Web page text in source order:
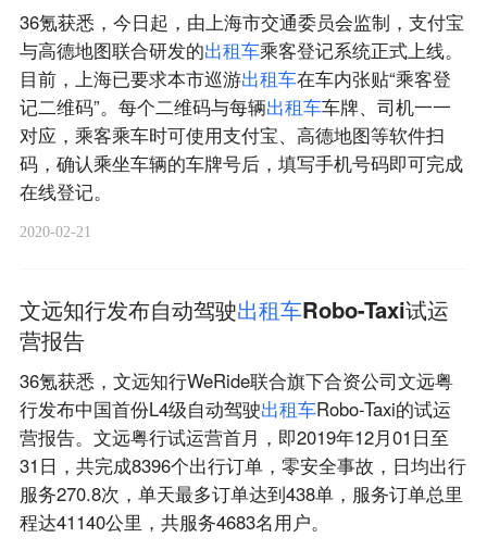
36氪获悉，今日起，由上海市交通委员会监制，支付宝
与高德地图联合研发的出租车乘客登记系统正式上线。
目前，上海已要求本市巡游出租车在车内张贴“乘客登
记二维码”。每个二维码与每辆出租车车牌、司机一一
对应，乘客乘车时可使用支付宝、高德地图等软件扫
码，确认乘坐车辆的车牌号后，填写手机号码即可完成
在线登记。
2020-02-21
文远知行发布自动驾驶出租车Robo-Taxi试运
营报告
36氪获悉，文远知行WeRide联合旗下合资公司文远粤
行发布中国首份L4级自动驾驶出租车Robo-Taxi的试运
营报告。文远粤行试运营首月，即2019年12月01日至
31日，共完成8396个出行订单，零安全事故，日均出行
服务270.8次，单天最多订单达到438单，服务订单总里
程达41140公里，共服务4683名用户。